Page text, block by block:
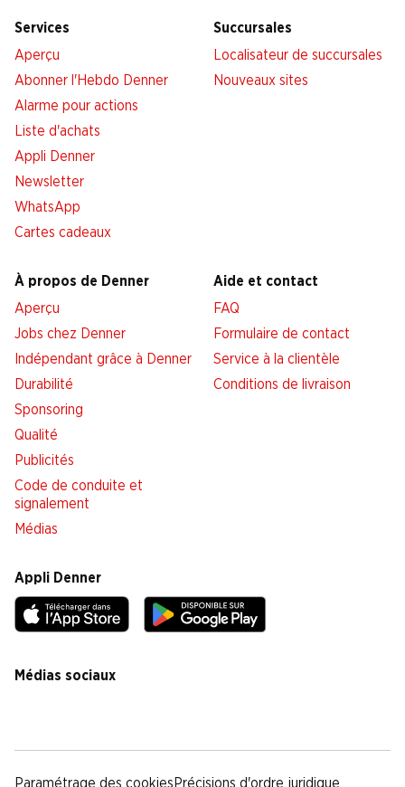
Services
Aperçu
Abonner l'Hebdo Denner
Alarme pour actions
Liste d'achats
Appli Denner
Newsletter
WhatsApp
Cartes cadeaux
Succursales
Localisateur de succursales
Nouveaux sites
À propos de Denner
Aperçu
Jobs chez Denner
Indépendant grâce à Denner
Durabilité
Sponsoring
Qualité
Publicités
Code de conduite et
signalement
Médias
Aide et contact
FAQ
Formulaire de contact
Service à la clientèle
Conditions de livraison
Appli Denner
Médias sociaux
Paramétrage des cookies Précisions d'ordre juridique